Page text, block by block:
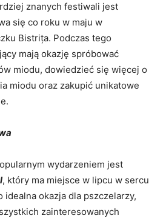
znanych festiwali jest
się​ co ⁣roku w maju w
Bistrița. Podczas tego
mają okazję ‌spróbować
miodu, dowiedzieć się więcej o⁣
miodu oraz ‍zakupić ⁢unikatowe
​wydarzeniem jest​
, który ma‍ miejsce w lipcu w sercu⁣
idealna okazja dla pszczelarzy,
zainteresowanych